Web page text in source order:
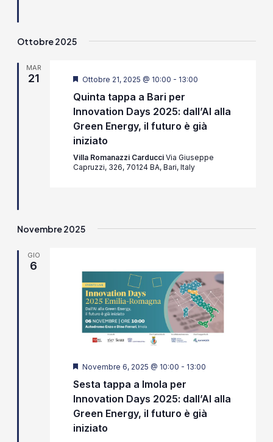
Ottobre 2025
MAR
21 Segnalati
Ottobre 21, 2025 @ 10:00 - 13:00
Quinta tappa a Bari per
Innovation Days 2025: dall’AI alla
Green Energy, il futuro è già
iniziato
Villa Romanazzi Carducci Via Giuseppe
Capruzzi, 326, 70124 BA, Bari, Italy
Novembre 2025
GIO
6
Segnalati
Novembre 6, 2025 @ 10:00 - 13:00
Sesta tappa a Imola per
Innovation Days 2025: dall’AI alla
Green Energy, il futuro è già
iniziato